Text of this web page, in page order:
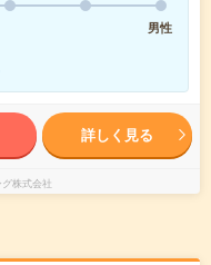
男性
詳しく見る
株式会社